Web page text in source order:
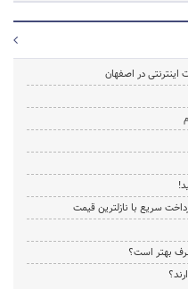
در اصفهان
سریع با نازلترین قیمت
بهتر است؟